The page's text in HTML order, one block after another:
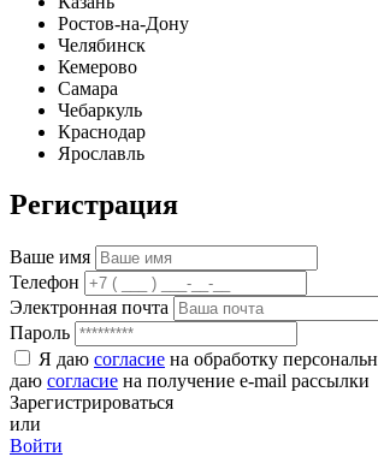
Ростов-на-Дону
Челябинск
Кемерово
Самара
Чебаркуль
Краснодар
Ярославль
Регистрация
Ваше имя
Телефон
Электронная почта
Пароль
Я даю согласие на обработку
даю согласие на получение e-mail рассылки
Зарегистрироваться
или
Войти